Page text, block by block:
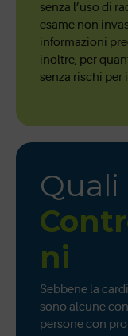
senza l’uso di
esame non
informazioni
inoltre, per
senza rischi per
Quali
ni
Sebbene la
sono alcune
persone con